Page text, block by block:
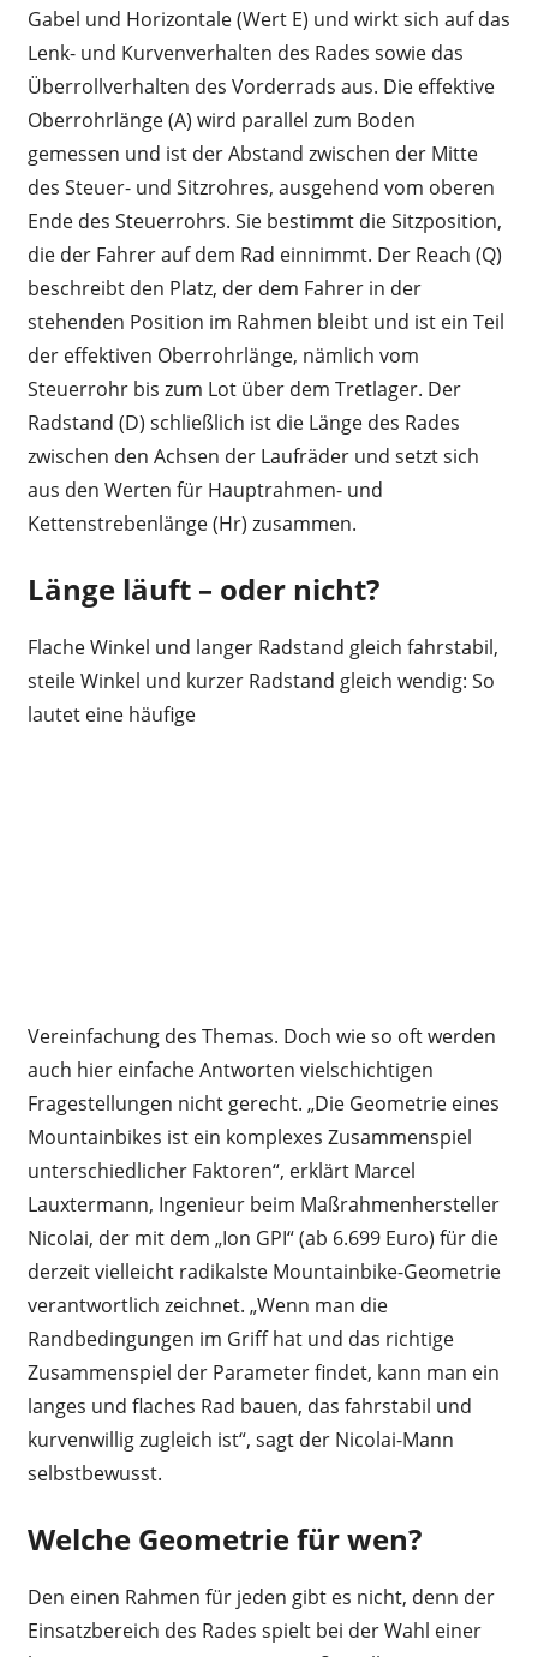
Gabel und Horizontale (Wert E) und wirkt sich auf das
Lenk- und Kurvenverhalten des Rades sowie das
Überrollverhalten des Vorderrads aus. Die effektive
Oberrohrlänge (A) wird parallel zum Boden
gemessen und ist der Abstand zwischen der Mitte
des Steuer- und Sitzrohres, ausgehend vom oberen
Ende des Steuerrohrs. Sie bestimmt die Sitzposition,
die der Fahrer auf dem Rad einnimmt. Der Reach (Q)
beschreibt den Platz, der dem Fahrer in der
stehenden Position im Rahmen bleibt und ist ein Teil
der effektiven Oberrohrlänge, nämlich vom
Steuerrohr bis zum Lot über dem Tretlager. Der
Radstand (D) schließlich ist die Länge des Rades
zwischen den Achsen der Laufräder und setzt sich
aus den Werten für Hauptrahmen- und
Kettenstrebenlänge (Hr) zusammen.
Länge läuft – oder nicht?
Flache Winkel und langer Radstand gleich fahrstabil,
steile Winkel und kurzer Radstand gleich wendig: So
lautet eine häufige
Vereinfachung des Themas. Doch wie so oft werden
auch hier einfache Antworten vielschichtigen
Fragestellungen nicht gerecht. „Die Geometrie eines
Mountainbikes ist ein komplexes Zusammenspiel
unterschiedlicher Faktoren“, erklärt Marcel
Lauxtermann, Ingenieur beim Maßrahmenhersteller
Nicolai, der mit dem „Ion GPI“ (ab 6.699 Euro) für die
derzeit vielleicht radikalste Mountainbike-Geometrie
verantwortlich zeichnet. „Wenn man die
Randbedingungen im Griff hat und das richtige
Zusammenspiel der Parameter findet, kann man ein
langes und flaches Rad bauen, das fahrstabil und
kurvenwillig zugleich ist“, sagt der Nicolai-Mann
selbstbewusst.
Welche Geometrie für wen?
Den einen Rahmen für jeden gibt es nicht, denn der
Einsatzbereich des Rades spielt bei der Wahl einer